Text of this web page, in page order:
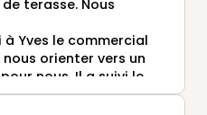
sont hyper
et nous avons pu
étapes ensemble , un
terasse. Nous
à Yves le commercial
orienter vers un
nous. Il a suivi le
des 2 jours de